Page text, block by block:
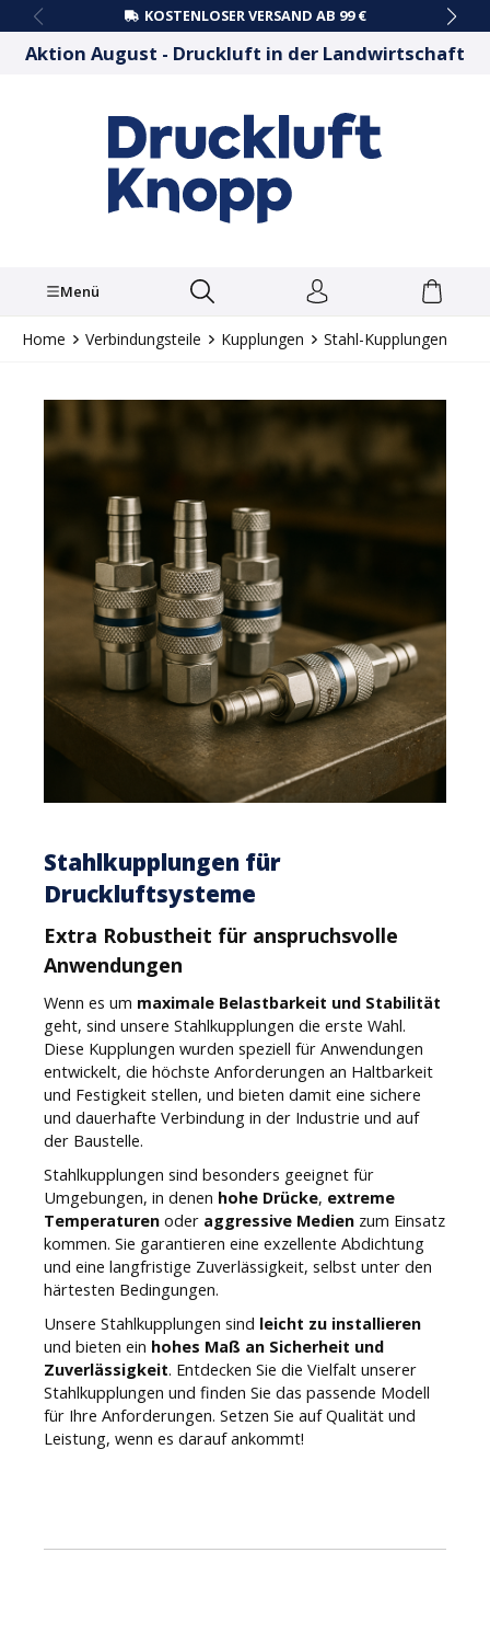
springen KOSTENLOSER VERSAND AB 99 €
Aktion August - Druckluft in der Landwirtschaft
Menü
Home Verbindungsteile Kupplungen Stahl-Kupplungen
Stahlkupplungen für
Druckluftsysteme
Extra Robustheit für anspruchsvolle
Anwendungen
Wenn es um maximale Belastbarkeit und Stabilität
geht, sind unsere Stahlkupplungen die erste Wahl.
Diese Kupplungen wurden speziell für Anwendungen
entwickelt, die höchste Anforderungen an Haltbarkeit
und Festigkeit stellen, und bieten damit eine sichere
und dauerhafte Verbindung in der Industrie und auf
der Baustelle.
Stahlkupplungen sind besonders geeignet für
Umgebungen, in denen hohe Drücke, extreme
Temperaturen oder aggressive Medien zum Einsatz
kommen. Sie garantieren eine exzellente Abdichtung
und eine langfristige Zuverlässigkeit, selbst unter den
härtesten Bedingungen.
Unsere Stahlkupplungen sind leicht zu installieren
und bieten ein hohes Maß an Sicherheit und
Zuverlässigkeit. Entdecken Sie die Vielfalt unserer
Stahlkupplungen und finden Sie das passende Modell
für Ihre Anforderungen. Setzen Sie auf Qualität und
Leistung, wenn es darauf ankommt!